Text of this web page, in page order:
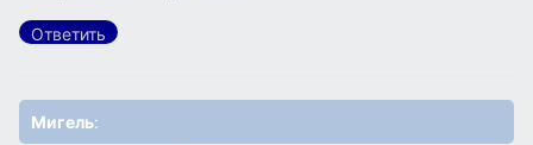
Ответить
Мигель: